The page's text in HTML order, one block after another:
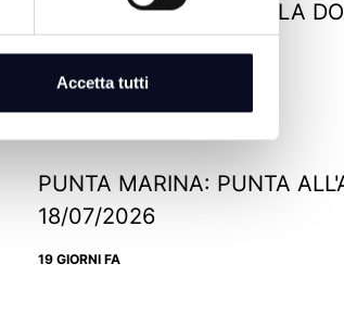
Accetta tutti
RIMINI: TERRAZZA DELLA
15 GIORNI FA
PUNTA MARINA: PUNTA
18/07/2026
19 GIORNI FA